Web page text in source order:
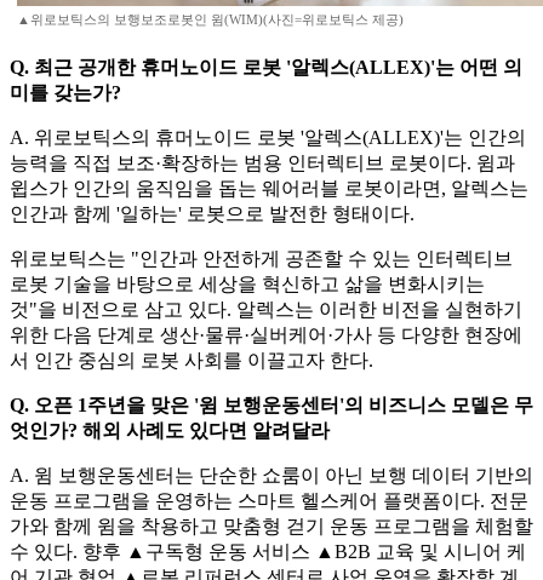
▲위로보틱스의 보행보조로봇인 윔(WIM)(사진=위로보틱스 제공)
Q. 최근 공개한 휴머노이드 로봇 '알렉스(ALLEX)'는 어떤 의
미를 갖는가?
A. 위로보틱스의 휴머노이드 로봇 '알렉스(ALLEX)'는 인간의
능력을 직접 보조 ·확장하는 범용 인터렉티브 로봇이다. 윔과
윕스가 인간의 움직임을 돕는 웨어러블 로봇이라면, 알렉스는
인간과 함께 '일하는' 로봇으로 발전한 형태이다.
위로보틱스는 "인간과 안전하게 공존할 수 있는 인터렉티브
로봇 기술을 바탕으로 세상을 혁신하고 삶을 변화시키는
것"을 비전으로 삼고 있다. 알렉스는 이러한 비전을 실현하기
위한 다음 단계로 생산·물류·실버케어·가사 등 다양한 현장에
서 인간 중심의 로봇 사회를 이끌고자 한다.
Q. 오픈 1주년을 맞은 '윔 보행운동센터'의 비즈니스 모델은 무
엇인가? 해외 사례도 있다면 알려달라
A. 윔 보행운동센터는 단순한 쇼룸이 아닌 보행 데이터 기반의
운동 프로그램을 운영하는 스마트 헬스케어 플랫폼이다. 전문
가와 함께 윔을 착용하고 맞춤형 걷기 운동 프로그램을 체험할
수 있다. 향후 ▲구독형 운동 서비스 ▲B2B 교육 및 시니어 케